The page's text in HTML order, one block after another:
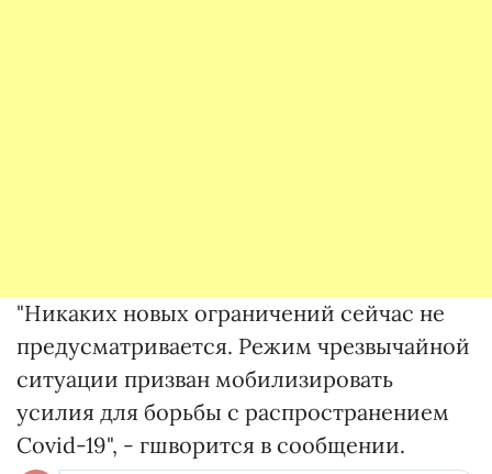
"Никаких новых ограничений сейчас не
предусматривается. Режим чрезвычайной
ситуации призван мобилизировать
усилия для борьбы с распространением
Covid-19", - гшворится в сообщении.